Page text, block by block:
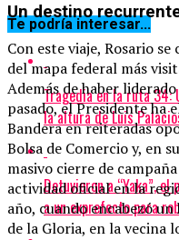
Un destino
Con este viaje, Rosario
del mapa federal más
Además de haber
pasado, el Presidente ha
Bandera en reiteradas
Bolsa de Comercio y, en
masivo cierre de
actividad oficial en la
año, cuando encabezó
de la Gloria, en la vecina
Te podría interesar...
Tragedia en la ruta 34:
la altura de Luis
Detuvieron a “Yaka”,
a un exprefecto para